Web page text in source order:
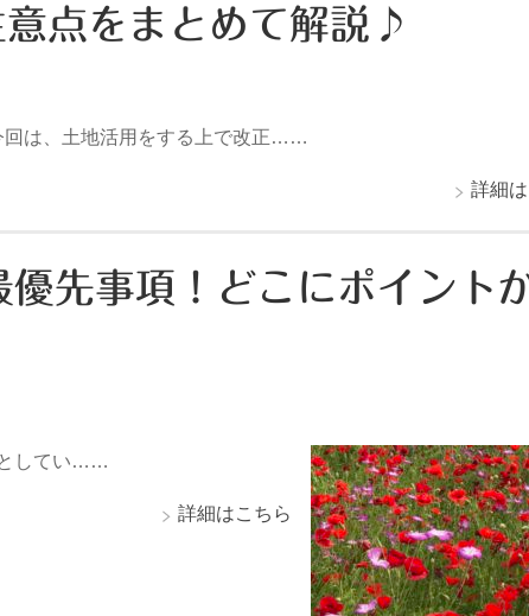
点をまとめて解説♪
回は、土地活用をする上で改正……
詳細
先事項！どこにポイント
としてい……
詳細はこちら